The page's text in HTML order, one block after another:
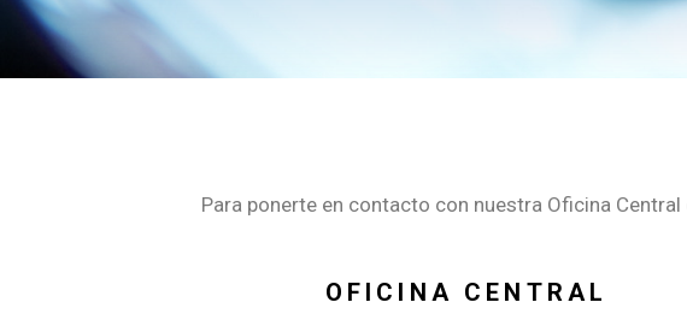
Para ponerte en contacto con nuestra Oficina
OFICINA CENTRAL